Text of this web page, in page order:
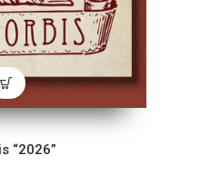
“2026”